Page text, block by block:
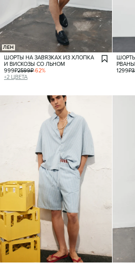
ЛЕН
ШОРТЫ НА ЗАВЯЗКАХ ИЗ ХЛОПКА
И ВИСКОЗЫ СО ЛЬНОМ
999₽2599₽-62%
+2 ЦВЕТА
1299₽